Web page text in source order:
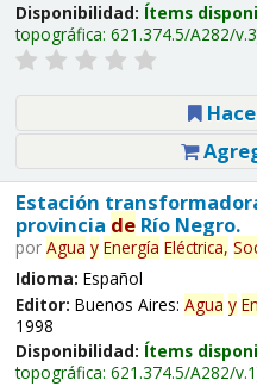
Disponibilidad: Ítems
topográfica: 621.374.5/A282/v.3
Estación
provincia deRío Negro.
por Agua y Energía Eléctrica,
Idioma: Español
Editor: Buenos Aires: Agua y
1998
Disponibilidad: Ítems
topográfica: 621.374.5/A282/v.1